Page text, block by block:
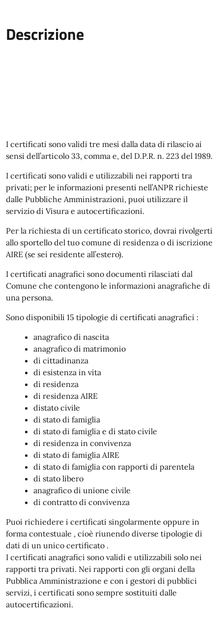
Descrizione
I certificati sono validi tre mesi dalla data di rilascio ai
sensi dell’articolo 33, comma e, del D.P.R. n. 223 del 1989.
I certificati sono validi e utilizzabili nei rapporti tra
privati; per le informazioni presenti nell’ANPR richieste
dalle Pubbliche Amministrazioni, puoi utilizzare il
servizio di Visura e autocertificazioni.
Per la richiesta di un certificato storico, dovrai rivolgerti
allo sportello del tuo comune di residenza o di iscrizione
AIRE (se sei residente all’estero).
I certificati anagrafici sono documenti rilasciati dal
Comune che contengono le informazioni anagrafiche di
una persona.
Sono disponibili 15 tipologie di certificati anagrafici :
anagrafico di nascita
anagrafico di matrimonio
di cittadinanza
di esistenza in vita
di residenza
di residenza AIRE
distato civile
di stato di famiglia
di stato di famiglia e di stato civile
di residenza in convivenza
di stato di famiglia AIRE
di stato di famiglia con rapporti di parentela
di stato libero
anagrafico di unione civile
di contratto di convivenza
Puoi richiedere i certificati singolarmente oppure in
forma contestuale , cioè riunendo diverse tipologie di
dati di un unico certificato .
I certificati anagrafici sono validi e utilizzabili solo nei
rapporti tra privati. Nei rapporti con gli organi della
Pubblica Amministrazione e con i gestori di pubblici
servizi, i certificati sono sempre sostituiti dalle
autocertificazioni.